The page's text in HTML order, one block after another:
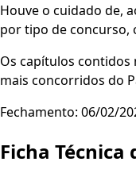
Houve o cuidado de,
por tipo de concurso,
Os capítulos
mais concorridos do
Fechamento: 06/02/
Ficha Técnica